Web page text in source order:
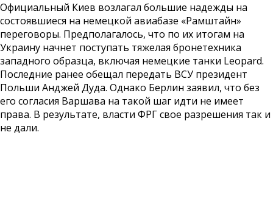
Официальный Киев возлагал большие надежды на
состоявшиеся на немецкой авиабазе «Рамштайн»
переговоры. Предполагалось, что по их итогам на
Украину начнет поступать тяжелая бронетехника
западного образца, включая немецкие танки Leopard.
Последние ранее обещал передать ВСУ президент
Польши Анджей Дуда. Однако Берлин заявил, что без
его согласия Варшава на такой шаг идти не имеет
права. В результате, власти ФРГ свое разрешения так и
не дали.